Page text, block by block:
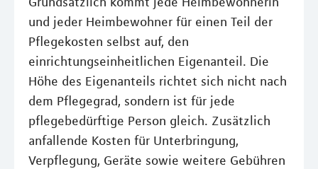
und jeder Heimbewohner für einen Teil der
Pflegekosten selbst auf, den
einrichtungseinheitlichen Eigenanteil. Die
Höhe des Eigenanteils richtet sich nicht nach
dem Pflegegrad, sondern ist für jede
pflegebedürftige Person gleich. Zusätzlich
anfallende Kosten für Unterbringung,
Verpflegung, Geräte sowie weitere Gebühren